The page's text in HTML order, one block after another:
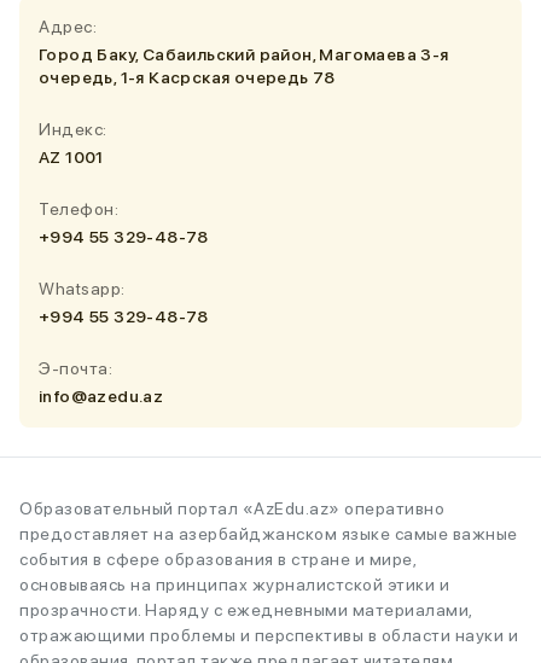
Адрес:
Город Баку, Сабаильский район, Магомаева 3-я
очередь, 1-я Касрская очередь 78
Индекс:
AZ 1001
Телефон:
+994 55 329-48-78
Whatsapp:
+994 55 329-48-78
Э-почта:
info@azedu.az
Образовательный портал «AzEdu.az» оперативно
предоставляет на азербайджанском языке самые важные
события в сфере образования в стране и мире,
основываясь на принципах журналистской этики и
прозрачности. Наряду с ежедневными материалами,
отражающими проблемы и перспективы в области науки и